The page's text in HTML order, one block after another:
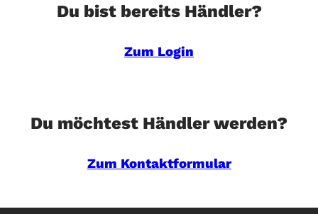
Du bist bereits Händler?
Zum Login
Du möchtest Händler werden?
Zum Kontaktformular